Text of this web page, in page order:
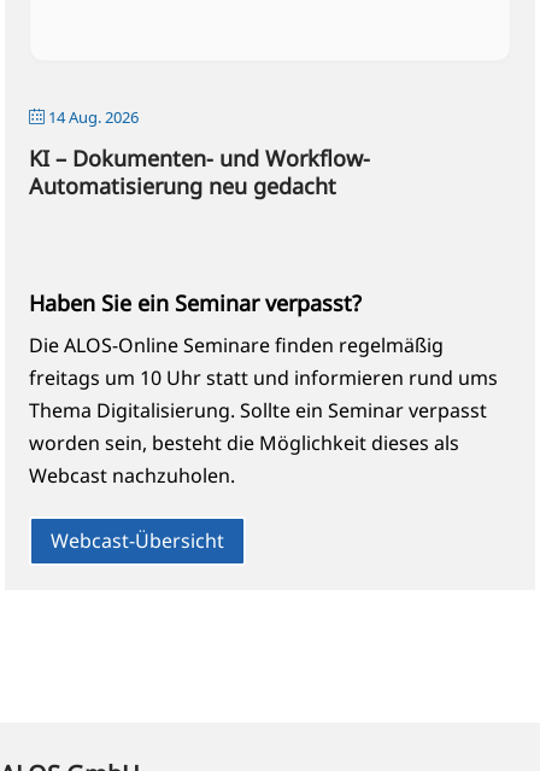
14 Aug. 2026
KI – Dokumenten- und Workflow-
Automatisierung neu gedacht
Haben Sie ein Seminar verpasst?
Die ALOS-Online Seminare finden regelmäßig
freitags um 10 Uhr statt und informieren rund ums
Thema Digitalisierung. Sollte ein Seminar verpasst
worden sein, besteht die Möglichkeit dieses als
Webcast nachzuholen.
Webcast-Übersicht